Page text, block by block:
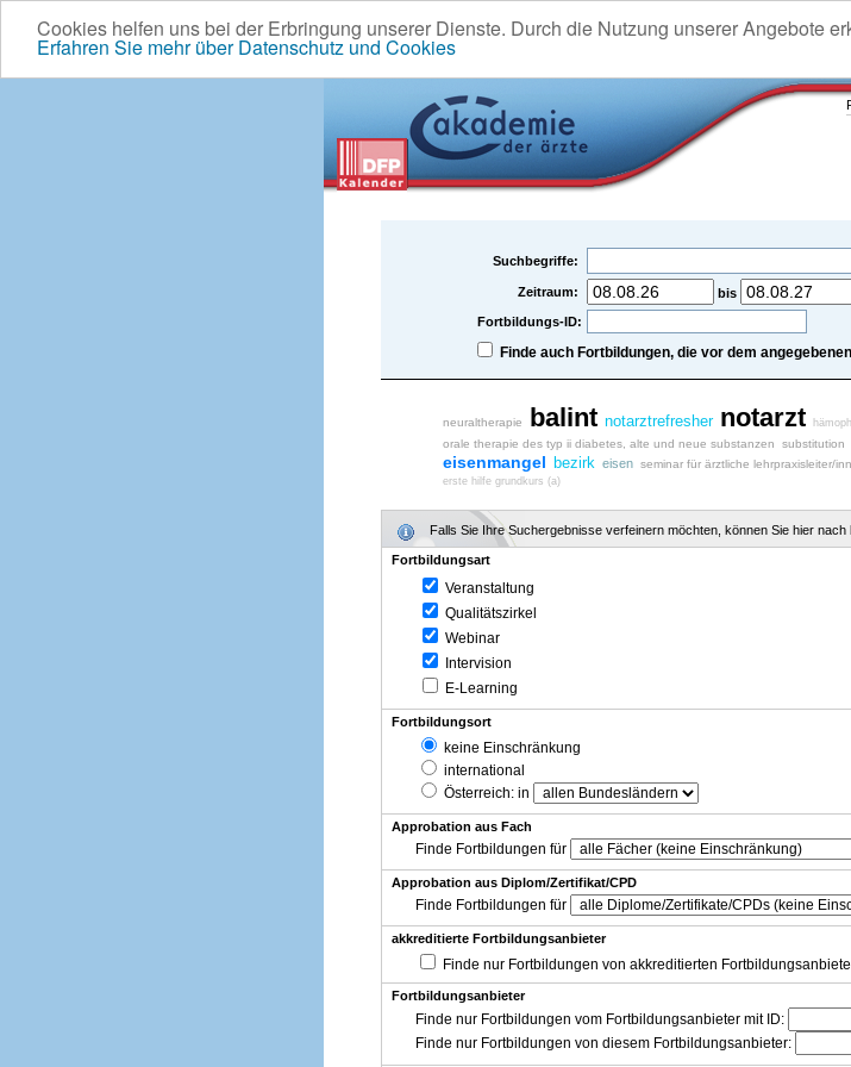
Cookies helfen uns bei der Erbringung unserer Dienste. Durch die Nutzung unserer Angebote
Erfahren Sie mehr über Datenschutz und Cookies
Suchbegriffe:
Zeitraum:
bis
Fortbildungs-ID:
Finde auch Fortbildungen, die vor dem
neuraltherapie balint notarztrefresher notarzt
orale therapie des typ ii diabetes, alte und neue substanzen
substitution
eisenmangel bezirk eisen seminar für ärztliche lehrpraxisleiter/
erste hilfe grundkurs (a)
Falls Sie Ihre Suchergebnisse verfeinern möchten, können Sie hier nach
Fortbildungsart
Veranstaltung
Qualitätszirkel
Webinar
Intervision
E-Learning
Fortbildungsort
keine Einschränkung
international
Österreich: in
Approbation aus Fach
Finde Fortbildungen für
Approbation aus Diplom/Zertifikat/CPD
Finde Fortbildungen für
akkreditierte Fortbildungsanbieter
Finde nur Fortbildungen von akkreditierten
Fortbildungsanbieter
Finde nur Fortbildungen vom Fortbildungsanbieter mit ID:
Finde nur Fortbildungen von diesem Fortbildungsanbieter: